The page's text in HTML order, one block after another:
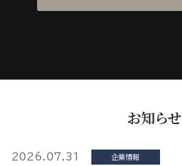
お知らせ
2026.07.31 企業情報